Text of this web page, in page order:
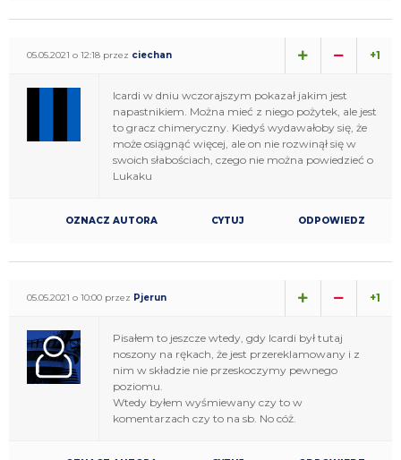
05.05.2021 o 12:18 przez ciechan +1
Icardi w dniu wczorajszym pokazał jakim jest
napastnikiem. Można mieć z niego pożytek, ale jest
to gracz chimeryczny. Kiedyś wydawałoby się, że
może osiągnąć więcej, ale on nie rozwinął się w
swoich słabościach, czego nie można powiedzieć o
Lukaku
OZNACZ AUTORA CYTUJ ODPOWIEDZ
05.05.2021 o 10:00 przez Pjerun +1
Pisałem to jeszcze wtedy, gdy Icardi był tutaj
noszony na rękach, że jest przereklamowany i z
nim w składzie nie przeskoczymy pewnego
poziomu.
Wtedy byłem wyśmiewany czy to w
komentarzach czy to na sb. No cóż.